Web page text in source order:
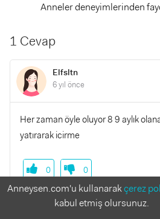
Anneler deneyimlerinden
1 Cevap
Elfsltn
6 yıl önce
Her zaman öyle oluyor 8 9 aylık
yatırarak icirme
0 0
Anneysen.com'u kullanarakçerez
kabul etmiş olursunuz.